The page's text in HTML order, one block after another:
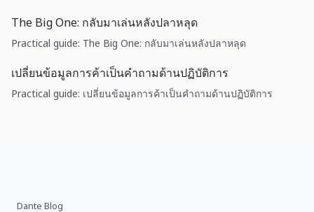
The Big One: กลับมาเล่นหลังปลาหลุด
Practical guide: The Big One: กลับมาเล่นหลังปลาหลุด
เปลี่ยนข้อมูลการค้าเป็นคำถามด้านปฏิบัติการ
Practical guide: เปลี่ยนข้อมูลการค้าเป็นคำถามด้านปฏิบัติการ
Dante Blog